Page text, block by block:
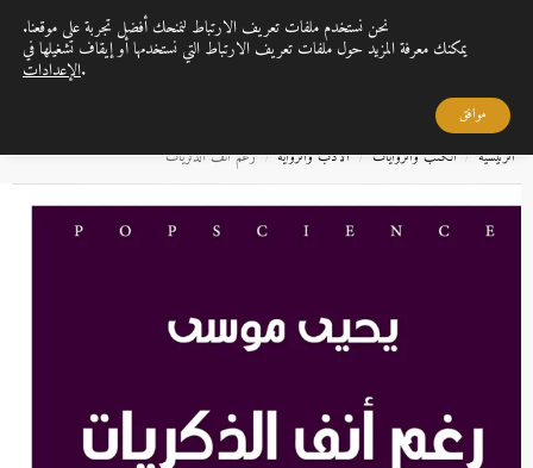
القائمة
بحث
0
القراءة تمنحنا الفرصة لاكتساب الحكمة والمعرفة التي تثري حياتنا، وتزيدها قيمة وعمقًا
الرئيسية / الكتب والروايات / الأدب والرواية / رغم أنف الذكريات
نحن نستخدم ملفات تعريف الارتباط لنمنحك أفضل تجربة على موقعنا.
يمكنك معرفة المزيد حول ملفات تعريف الارتباط التي نستخدمها أو إيقاف تشغيلها في
الإعدادات.
موافق